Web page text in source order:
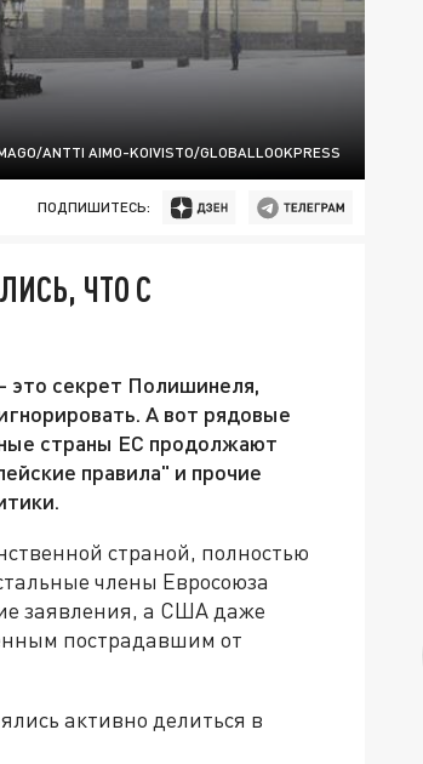
ANTTI AIMO-KOIVISTO/GLOBALLOOKPRESS
ПОДПИШИТЕСЬ:
ЧТО С
это секрет Полишинеля,
А вот рядовые
страны ЕС продолжают
правила" и прочие
страной, полностью
члены Евросоюза
заявления, а США даже
пострадавшим от
активно делиться в